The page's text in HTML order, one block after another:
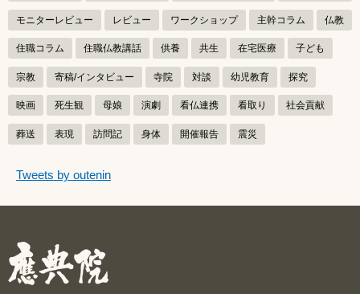
モニターレビュー レビュー ワークショップ 主幹コラム 仏教
住職コラム 住職仏教講話 供養 共生 在宅医療 子ども
宗教 寄稿/インタビュー 寺院 対談 幼児教育 探究
映画 死生観 母娘 演劇 看仏連携 看取り 社会貢献
葬送 表現 訪問記 身体 開催報告 震災
つぶやき
つぶやきをスキップする
Tweets by outenin